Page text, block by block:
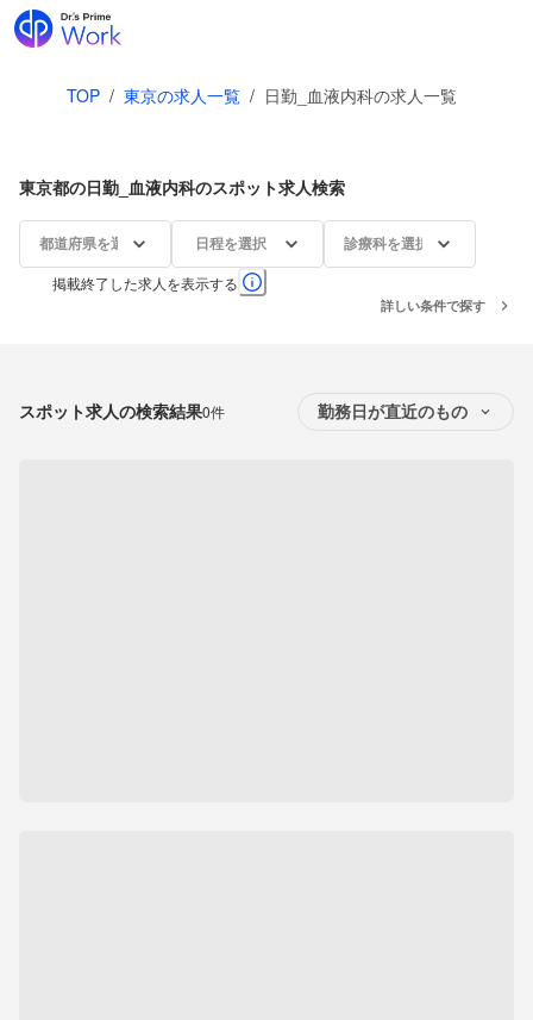
TOP / 東京の求人一覧 / 日勤_血液内科の求人一覧
東京都の日勤_血液内科のスポット求人検索
都道府県を選択 日程を選択 診療科を選択
掲載終了した求人を表示する
詳しい条件で探す
スポット求人の検索結果0件 勤務日が直近のもの